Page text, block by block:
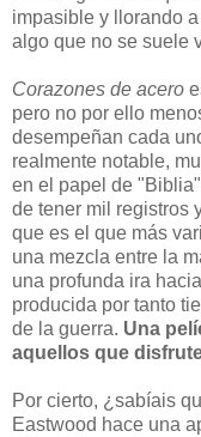
impasible y llorando
algo que no se suele
Corazones de acero
pero no por ello
desempeñan cada
realmente notable,
en el papel de
de tener mil registros
que es el que más
una mezcla entre la
una profunda ira
producida por tanto
de la guerra. Una
aquellos que
Por cierto, ¿sabíais
Eastwood hace una